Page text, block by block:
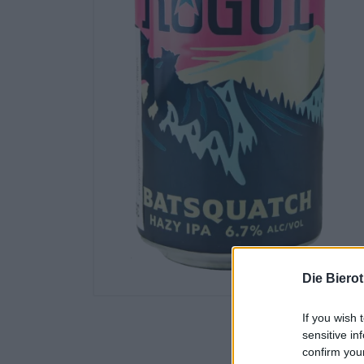
Die
If you wish
sensitive
confirm